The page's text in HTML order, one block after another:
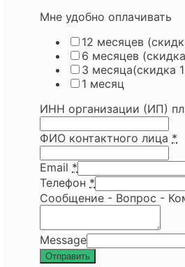
Мне удобно оплачивать
12 месяцев
6 месяцев
3 месяца(скидка
1 месяц
ИНН организации (ИП)
ФИО контактного лица *
Email *
Телефон *
Сообщение - Вопрос -
Message
Отправить